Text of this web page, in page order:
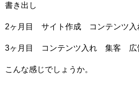
書き出し
2ヶ月目 サイト作成 コンテンツ入
3ヶ月目 コンテンツ入れ 集客 広
こんな感じでしょうか。